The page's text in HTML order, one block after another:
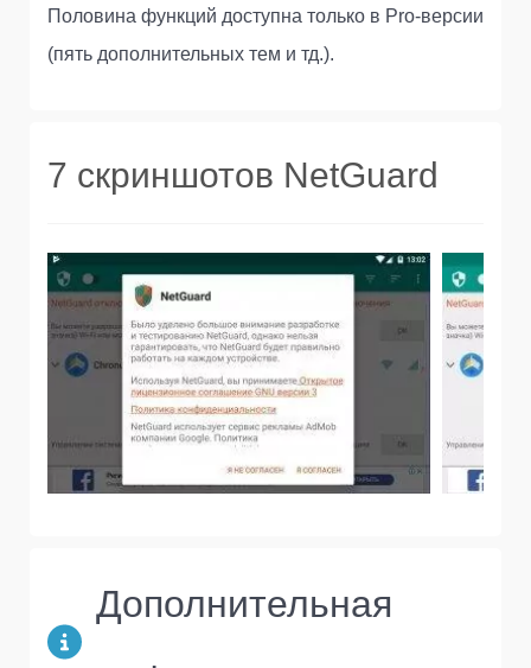
Половина функций доступна только в Pro-версии
(пять дополнительных тем и тд.).
7 скриншотов NetGuard
Дополнительная